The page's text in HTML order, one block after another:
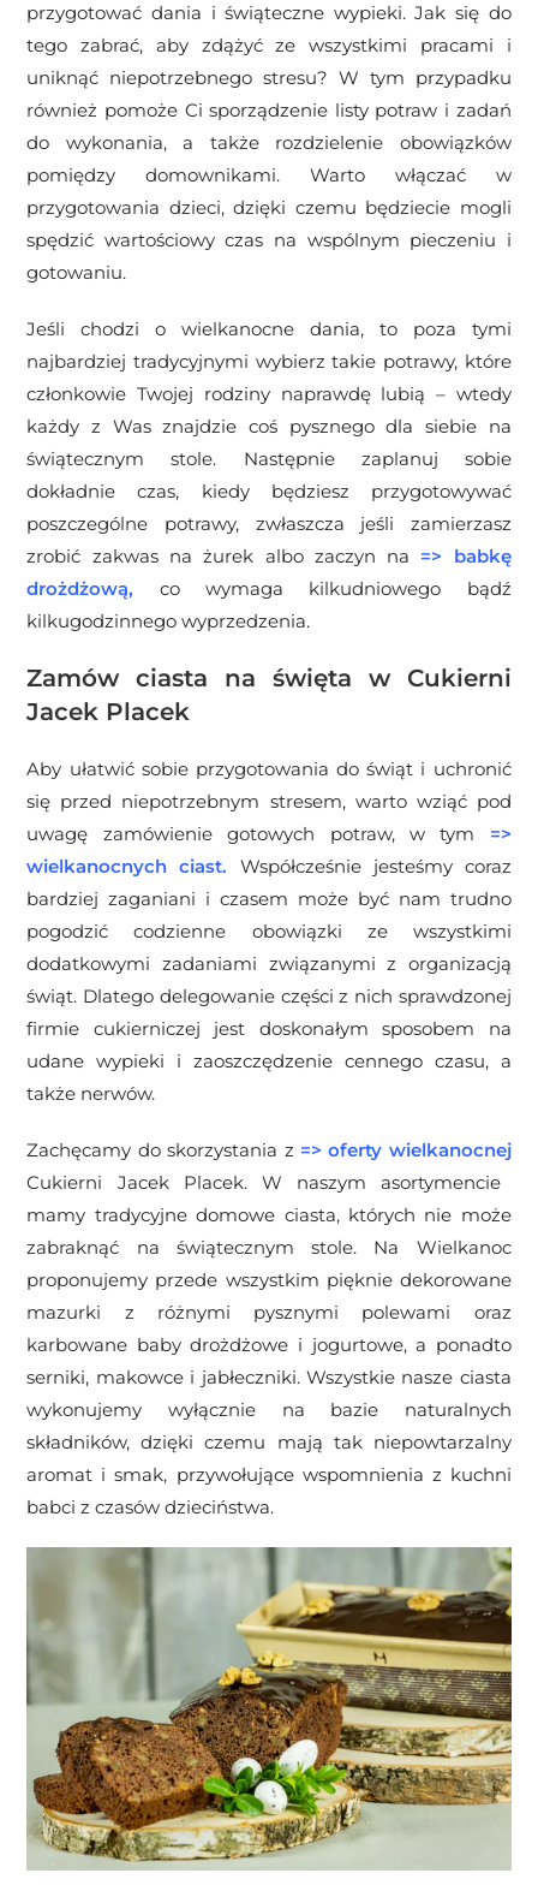
przygotować dania i świąteczne wypieki. Jak się do
tego zabrać, aby zdążyć ze wszystkimi pracami i
uniknąć niepotrzebnego stresu? W tym przypadku
również pomoże Ci sporządzenie listy potraw i zadań
do wykonania, a także rozdzielenie obowiązków
pomiędzy domownikami. Warto włączać w
przygotowania dzieci, dzięki czemu będziecie mogli
spędzić wartościowy czas na wspólnym pieczeniu i
gotowaniu.
Jeśli chodzi o wielkanocne dania, to poza tymi
najbardziej tradycyjnymi wybierz takie potrawy, które
członkowie Twojej rodziny naprawdę lubią – wtedy
każdy z Was znajdzie coś pysznego dla siebie na
świątecznym stole. Następnie zaplanuj sobie
dokładnie czas, kiedy będziesz przygotowywać
poszczególne potrawy, zwłaszcza jeśli zamierzasz
zrobić zakwas na żurek albo zaczyn na => babkę
drożdżową, co wymaga kilkudniowego bądź
kilkugodzinnego wyprzedzenia.
Zamów ciasta na święta w Cukierni
Jacek Placek
Aby ułatwić sobie przygotowania do świąt i uchronić
się przed niepotrzebnym stresem, warto wziąć pod
uwagę zamówienie gotowych potraw, w tym =>
wielkanocnych ciast.
Współcześnie jesteśmy coraz
bardziej zaganiani i czasem może być nam trudno
pogodzić codzienne obowiązki ze wszystkimi
dodatkowymi zadaniami związanymi z organizacją
świąt. Dlatego delegowanie części z nich sprawdzonej
firmie cukierniczej jest doskonałym sposobem na
udane wypieki i zaoszczędzenie cennego czasu, a
także nerwów.
Zachęcamy do skorzystania z =>oferty wielkanocnej
Cukierni Jacek Placek. W naszym asortymencie
mamy tradycyjne domowe ciasta, których nie może
zabraknąć na świątecznym stole. Na Wielkanoc
proponujemy przede wszystkim pięknie dekorowane
mazurki z różnymi pysznymi polewami oraz
karbowane baby drożdżowe i jogurtowe, a ponadto
serniki, makowce i jabłeczniki. Wszystkie nasze ciasta
wykonujemy wyłącznie na bazie naturalnych
składników, dzięki czemu mają tak niepowtarzalny
aromat i smak, przywołujące wspomnienia z kuchni
babci z czasów dzieciństwa.